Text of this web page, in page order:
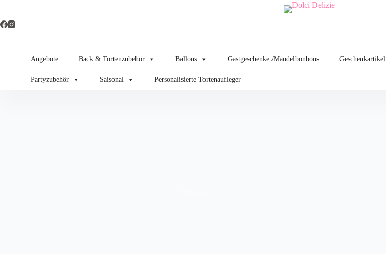
springen
Angebote Back & Tortenzubehör Ballons Gastgeschenke /Mandelbonbons Geschenkartikel
Partyzubehör Saisonal Personalisierte Tortenaufleger